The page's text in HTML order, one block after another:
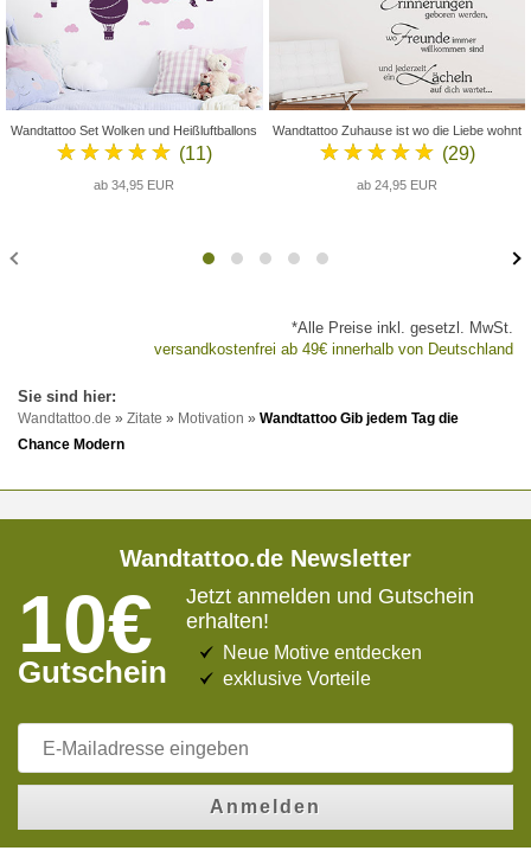
Wandtattoo Set Wolken und Heißluftballons
★★★★★ (11)
ab 34,95 EUR
Wandtattoo Zuhause ist wo die Liebe wohnt
★★★★★ (29)
ab 24,95 EUR
*Alle Preise inkl. gesetzl. MwSt.
versandkostenfrei ab 49€ innerhalb von Deutschland
Wandtattoo.de » Zitate » Motivation » Wandtattoo Gib jedem Tag die
Chance Modern
Wandtattoo.de Newsletter
10€
Gutschein
Jetzt anmelden und Gutschein
erhalten!
Neue Motive entdecken
exklusive Vorteile
Anmelden